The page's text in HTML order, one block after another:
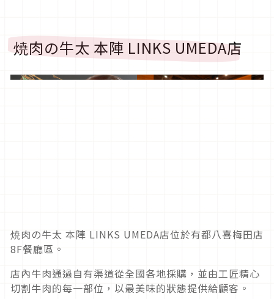
焼肉の牛太 本陣 LINKS UMEDA店
焼肉の牛太 本陣 LINKS UMEDA店位於有都八喜梅田店
8F餐廳區。
店內牛肉通過自有渠道從全國各地採購，並由工匠精心
切割牛肉的每一部位，以最美味的狀態提供給顧客。